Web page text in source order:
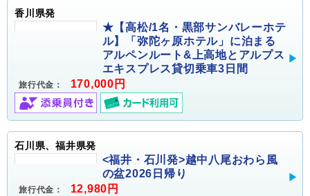
香川県発
★【高松/1名・黒部サンバレーホテ
ル】「弥陀ヶ原ホテル」に泊まる
アルペンルート&上高地とアルプス
エキスプレス貸切乗車3日間
旅行代金： 170,000円
石川県、福井県発
<福井・石川発>越中八尾おわら風
の盆2026日帰り
旅行代金： 12,980円